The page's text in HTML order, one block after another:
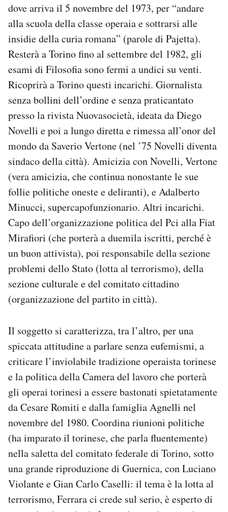
dove arriva il 5 novembre del 1973, per “andare
alla scuola della classe operaia e sottrarsi alle
insidie della curia romana” (parole di Pajetta).
Resterà a Torino fino al settembre del 1982, gli
esami di Filosofia sono fermi a undici su venti.
Ricoprirà a Torino questi incarichi. Giornalista
senza bollini dell’ordine e senza praticantato
presso la rivista Nuovasocietà, ideata da Diego
Novelli e poi a lungo diretta e rimessa all’onor del
mondo da Saverio Vertone (nel ’75 Novelli diventa
sindaco della città). Amicizia con Novelli, Vertone
(vera amicizia, che continua nonostante le sue
follie politiche oneste e deliranti), e Adalberto
Minucci, supercapofunzionario. Altri incarichi.
Capo dell’organizzazione politica del Pci alla Fiat
Mirafiori (che porterà a duemila iscritti, perché è
un buon attivista), poi responsabile della sezione
problemi dello Stato (lotta al terrorismo), della
sezione culturale e del comitato cittadino
(organizzazione del partito in città).
Il soggetto si caratterizza, tra l’altro, per una
spiccata attitudine a parlare senza eufemismi, a
criticare l’inviolabile tradizione operaista torinese
e la politica della Camera del lavoro che porterà
gli operai torinesi a essere bastonati spietatamente
da Cesare Romiti e dalla famiglia Agnelli nel
novembre del 1980. Coordina riunioni politiche
(ha imparato il torinese, che parla fluentemente)
nella saletta del comitato federale di Torino, sotto
una grande riproduzione di Guernica, con Luciano
Violante e Gian Carlo Caselli: il tema è la lotta al
terrorismo, Ferrara ci crede sul serio, è esperto di